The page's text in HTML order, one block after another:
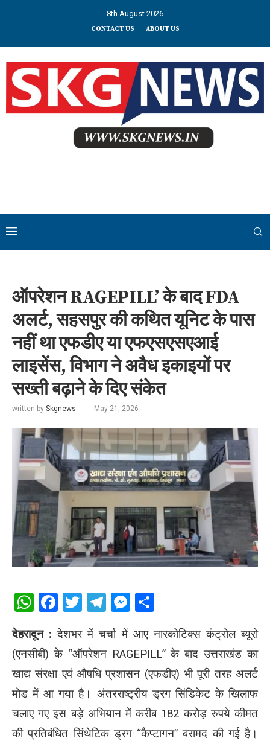
8th August 2026
CONTACT US ABOUT US
ऑपरेशन RAGEPILL’ के बाद FDA
अलर्ट, सहसपुर की कथित यूनिट के पास
नहीं था एफडीए या एफएसएसएआई
लाइसेंस, विभाग ने अवैध इकाइयों पर
सख्ती बढ़ाने के दिए संकेत
written by Skgnews May 21, 2026
WhatsApp
Facebook
Twitter
Telegram
Messenger
देहरादून : देशभर में चर्चा में आए नारकोटिक्स कंट्रोल ब्यूरो
(एनसीबी) के “ऑपरेशन RAGEPILL” के बाद उत्तराखंड का
खाद्य संरक्षा एवं औषधि प्रशासन (एफडीए) भी पूरी तरह अलर्ट
मोड में आ गया है। अंतरराष्ट्रीय ड्रग सिंडिकेट के खिलाफ
चलाए गए इस बड़े अभियान में करीब 182 करोड़ रुपये कीमत
की प्रतिबंधित सिंथेटिक ड्रग “कैप्टागन” बरामद की गई है।